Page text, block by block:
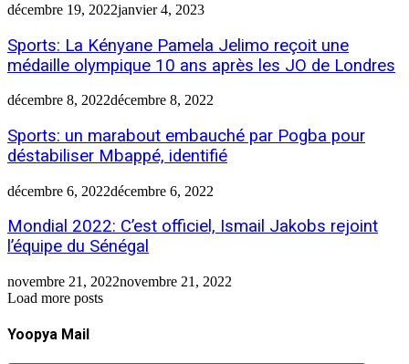
décembre 19, 2022janvier 4, 2023
Sports: La Kényane Pamela Jelimo reçoit une
médaille olympique 10 ans après les JO de Londres
décembre 8, 2022décembre 8, 2022
Sports: un marabout embauché par Pogba pour
déstabiliser Mbappé, identifié
décembre 6, 2022décembre 6, 2022
Mondial 2022: C’est officiel, Ismail Jakobs rejoint
l’équipe du Sénégal
novembre 21, 2022novembre 21, 2022
Load more posts
Yoopya Mail